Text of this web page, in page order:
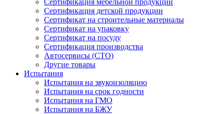
Сертификация мебельной продукции
Сертификация детской продукции
Сертификат на строительные материалы
Сертификат на упаковку
Сертификат на посуду
Сертификация производства
Автосервисы (СТО)
Другие товары
Испытания
Испытания на звукоизоляцию
Испытания на срок годности
Испытания на ГМО
Испытания на БЖУ